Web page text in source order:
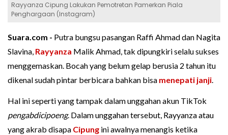
Rayyanza Cipung Lakukan Pemotretan Pamerkan Piala
Penghargaan (Instagram)
Suara.com - Putra bungsu pasangan Raffi Ahmad dan Nagita
Slavina, Rayyanza Malik Ahmad, tak dipungkiri selalu sukses
menggemaskan. Bocah yang belum gelap berusia 2 tahun itu
dikenal sudah pintar berbicara bahkan bisa menepati janji.
Hal ini seperti yang tampak dalam unggahan akun TikTok
pengabdicipoeng. Dalam unggahan tersebut, Rayyanza atau
yang akrab disapa Cipung ini awalnya menangis ketika